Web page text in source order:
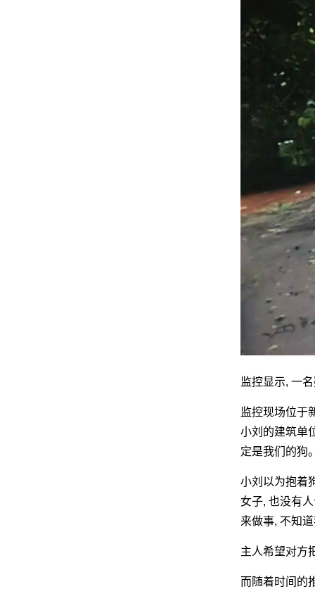
监控显示, 一
监控现场位于
小刘的建筑单
定是我们的狗
小刘以为抱着
女子, 也没有
来做事, 不知
主人希望对方
而随着时间的